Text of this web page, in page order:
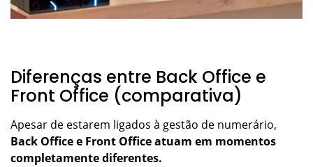
Diferenças entre Back Office e
Front Office (comparativa)
Apesar de estarem ligados à gestão de numerário,
Back Office e Front Office atuam em momentos
completamente diferentes.